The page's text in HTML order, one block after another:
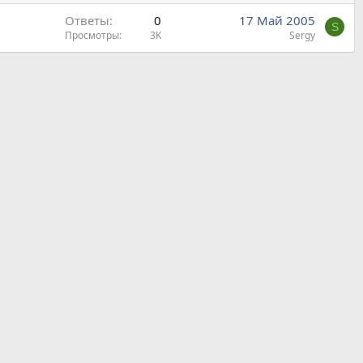
Ответы 0
Просмотры 3K
17 Май 2005
Sergy
S